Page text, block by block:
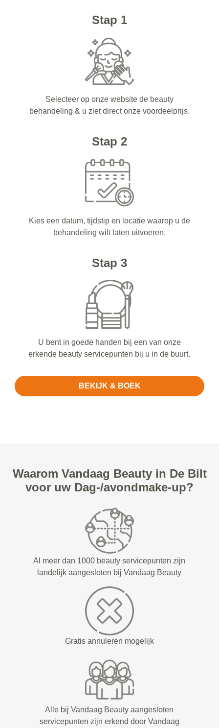
Stap 1
Selecteer op onze website de beauty
behandeling & u ziet direct onze voordeelprijs.
Stap 2
Kies een datum, tijdstip en locatie waarop u de
behandeling wilt laten uitvoeren.
Stap 3
U bent in goede handen bij een van onze
erkende beauty servicepunten bij u in de buurt.
BEKIJK & BOEK
Waarom Vandaag Beauty in De Bilt
voor uw Dag-/avondmake-up?
Al meer dan 1000 beauty servicepunten zijn
landelijk aangesloten bij Vandaag Beauty
Gratis annuleren mogelijk
Alle bij Vandaag Beauty aangesloten
servicepunten zijn erkend door Vandaag